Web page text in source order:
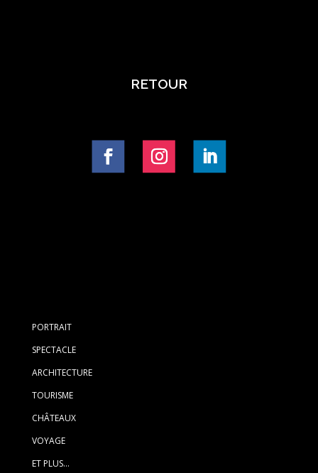
RETOUR
PORTRAIT
SPECTACLE
ARCHITECTURE
TOURISME
CHÂTEAUX
VOYAGE
ET PLUS…